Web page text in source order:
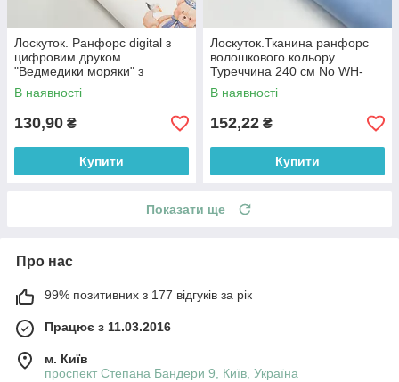
Лоскуток. Ранфорс digital з
цифровим друком
"Ведмедики моряки" з
маяками та компасами на
білому № РЦ - 3250, 70*240
см
В наявності
130,90 ₴
Купити
Лоскуток.Тканина ранфорс
волошкового кольору
Туреччина 240 см No WH-
0074-61, 61*240 см
В наявності
152,22 ₴
Купити
Показати ще
Про нас
99% позитивних з 177 відгуків за рік
Працює з 11.03.2016
м. Київ
проспект Степана Бандери 9, Київ, Україна